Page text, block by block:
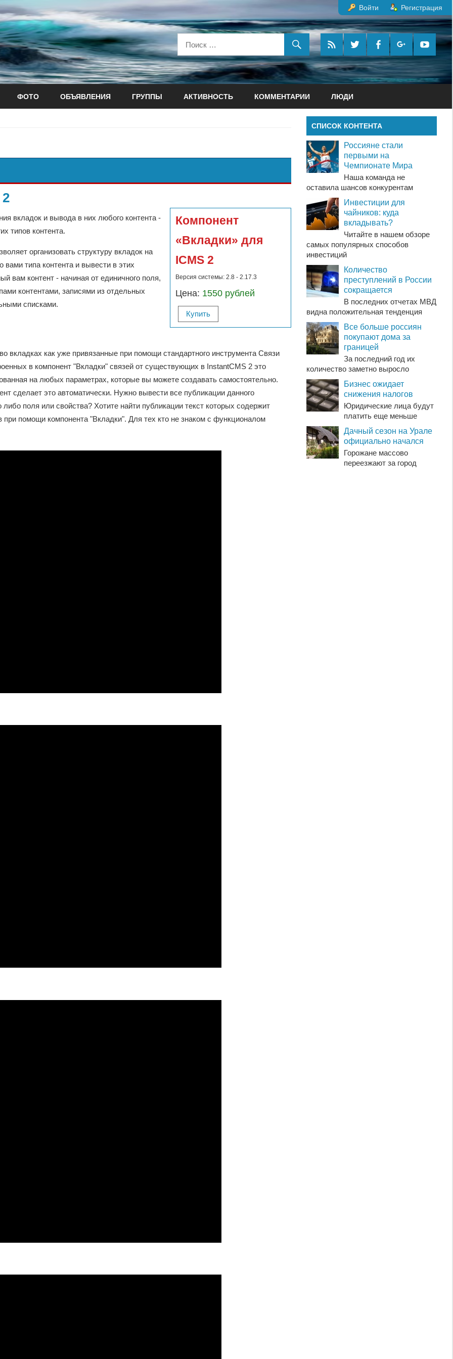
Войти Регистрация
ФОТО ОБЪЯВЛЕНИЯ ГРУППЫ АКТИВНОСТЬ КОММЕНТАРИИ ЛЮДИ
Компонент
«Вкладки» для
ICMS 2
Версия системы: 2.8 - 2.17.3
Цена: 1550 рублей
Купить
вкладок и вывода в них любого контента -
типов контента.
организовать структуру вкладок на
вами типа контента и вывести в этих
вам контент - начиная от единичного поля,
контентами, записями из отдельных
списками.
вкладках как уже привязанные при помощи стандартного инструмента Связи
в компонент "Вкладки" связей от существующих в InstantCMS 2 это
на любых параметрах, которые вы можете создавать самостоятельно.
сделает это автоматически. Нужно вывести все публикации данного
поля или свойства? Хотите найти публикации текст которых содержит
помощи компонента "Вкладки". Для тех кто не знаком с функционалом
СПИСОК КОНТЕНТА
Россияне стали
первыми на
Чемпионате Мира
Наша команда не
оставила шансов конкурентам
Инвестиции для
чайников: куда
вкладывать?
Читайте в нашем обзоре
самых популярных способов
инвестиций
Количество
преступлений в России
сокращается
В последних отчетах МВД
видна положительная тенденция
Все больше россиян
покупают дома за
границей
За последний год их
количество заметно выросло
Бизнес ожидает
снижения налогов
Юридические лица будут
платить еще меньше
Дачный сезон на Урале
официально начался
Горожане массово
переезжают за город